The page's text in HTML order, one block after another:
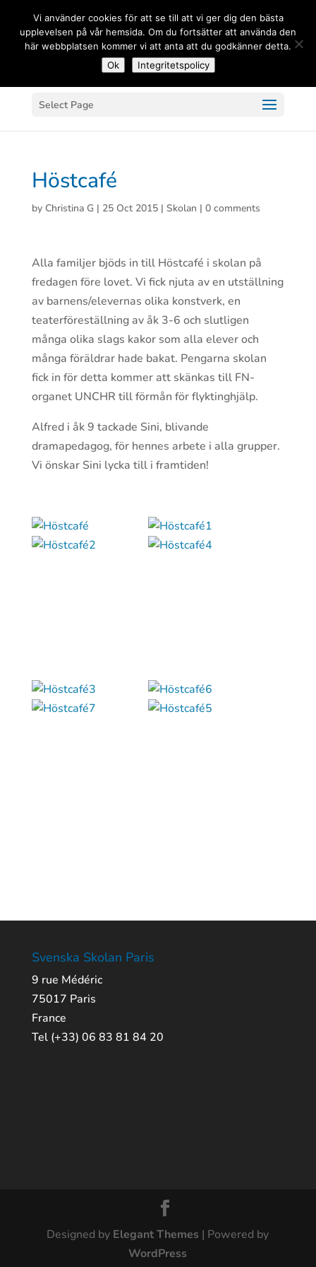
Select Page
Höstcafé
by Christina G | 25 Oct 2015| Skolan | 0 comments
Alla familjer bjöds in till Höstcafé i skolan på
fredagen före lovet. Vi fick njuta av en utställning
av barnens/elevernas olika konstverk, en
teaterföreställning av åk 3-6 och slutligen
många olika slags kakor som alla elever och
många föräldrar hade bakat. Pengarna skolan
fick in för detta kommer att skänkas till FN-
organet UNCHR till förmån för flyktinghjälp.
Alfred i åk 9 tackade Sini, blivande
dramapedagog, för hennes arbete i alla grupper.
Vi önskar Sini lycka till i framtiden!
Svenska Skolan Paris
9 rue Médéric
75017 Paris
France
Tel (+33) 06 83 81 84 20
Designed by Elegant Themes | Powered by
WordPress
Vi använder cookies för att se till att vi ger dig den bästa
upplevelsen på vår hemsida. Om du fortsätter att använda den
här webbplatsen kommer vi att anta att du godkänner detta.
Ok
Integritetspolicy